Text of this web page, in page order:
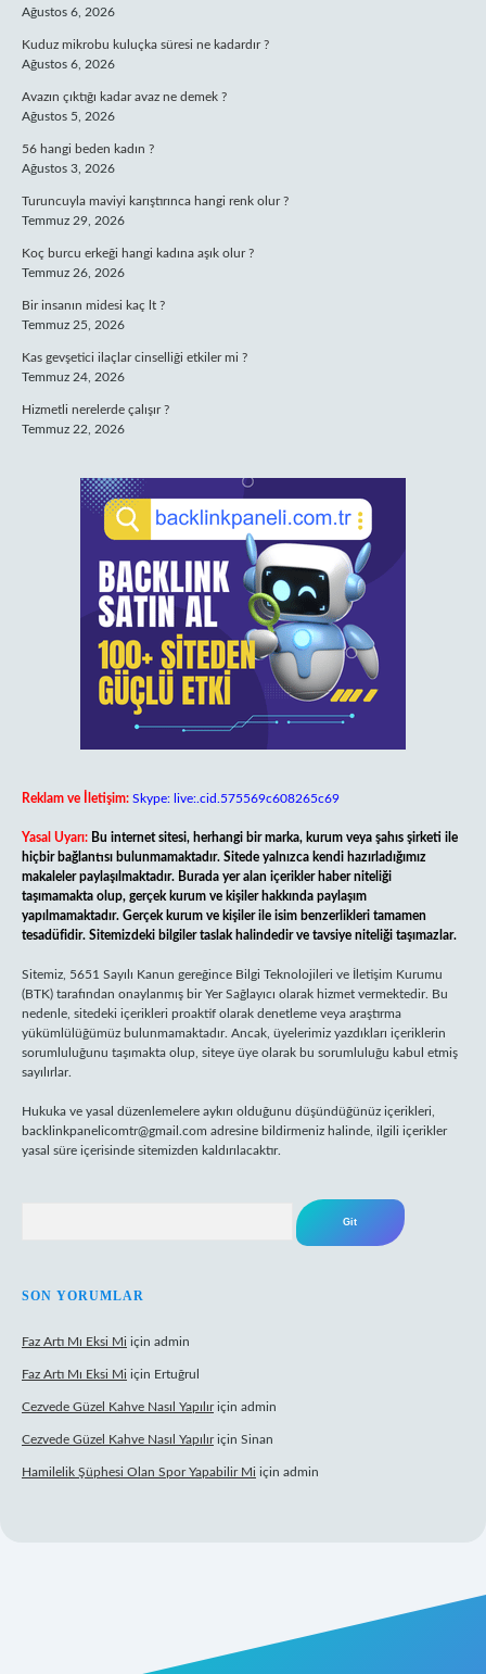
Ağustos 6, 2026
Kuduz mikrobu kuluçka süresi ne kadardır ?
Ağustos 6, 2026
Avazın çıktığı kadar avaz ne demek ?
Ağustos 5, 2026
56 hangi beden kadın ?
Ağustos 3, 2026
Turuncuyla maviyi karıştırınca hangi renk olur ?
Temmuz 29, 2026
Koç burcu erkeği hangi kadına aşık olur ?
Temmuz 26, 2026
Bir insanın midesi kaç lt ?
Temmuz 25, 2026
Kas gevşetici ilaçlar cinselliği etkiler mi ?
Temmuz 24, 2026
Hizmetli nerelerde çalışır ?
Temmuz 22, 2026
Reklam ve İletişim: Skype: live:.cid.575569c608265c69
Yasal Uyarı: Bu internet sitesi, herhangi bir marka, kurum veya şahıs şirketi ile
hiçbir bağlantısı bulunmamaktadır. Sitede yalnızca kendi hazırladığımız
makaleler paylaşılmaktadır. Burada yer alan içerikler haber niteliği
taşımamakta olup, gerçek kurum ve kişiler hakkında paylaşım
yapılmamaktadır. Gerçek kurum ve kişiler ile isim benzerlikleri tamamen
tesadüfidir. Sitemizdeki bilgiler taslak halindedir ve tavsiye niteliği taşımazlar.
Sitemiz, 5651 Sayılı Kanun gereğince Bilgi Teknolojileri ve İletişim Kurumu
(BTK) tarafından onaylanmış bir Yer Sağlayıcı olarak hizmet vermektedir. Bu
nedenle, sitedeki içerikleri proaktif olarak denetleme veya araştırma
yükümlülüğümüz bulunmamaktadır. Ancak, üyelerimiz yazdıkları içeriklerin
sorumluluğunu taşımakta olup, siteye üye olarak bu sorumluluğu kabul etmiş
sayılırlar.
Hukuka ve yasal düzenlemelere aykırı olduğunu düşündüğünüz içerikleri,
backlinkpanelicomtr@gmail.com adresine bildirmeniz halinde, ilgili içerikler
yasal süre içerisinde sitemizden kaldırılacaktır.
SON YORUMLAR
Faz Artı Mı Eksi Mi için admin
Faz Artı Mı Eksi Mi için Ertuğrul
Cezvede Güzel Kahve Nasıl Yapılıriçin admin
Cezvede Güzel Kahve Nasıl Yapılıriçin Sinan
Hamilelik Şüphesi Olan Spor Yapabilir Mi için admin